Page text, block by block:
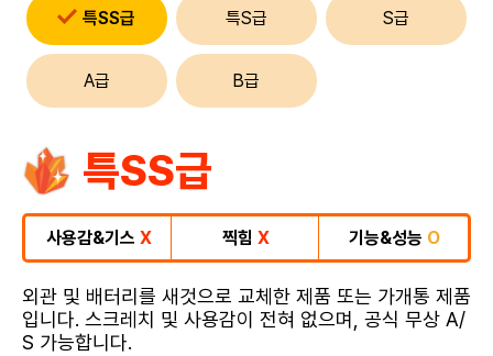
특SS급 특S급 S급
A급 B급
특SS급
사용감&기스 X 찍힘 X 기능&성능 O
외관 및 배터리를 새것으로 교체한 제품 또는 가개통 제품
입니다. 스크레치 및 사용감이 전혀 없으며, 공식 무상 A/
S 가능합니다.